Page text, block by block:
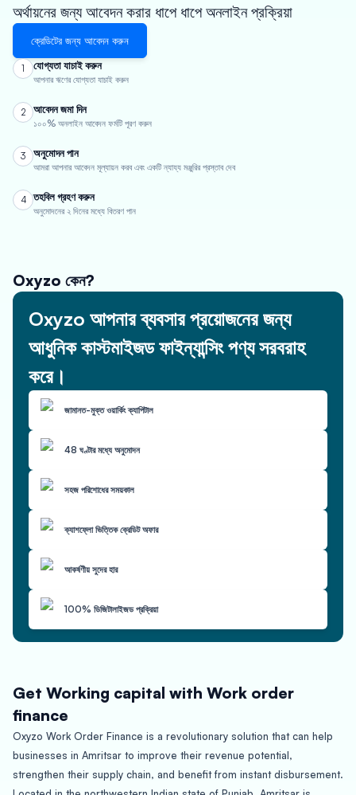
অর্থায়নের জন্য আবেদন করার ধাপে ধাপে অনলাইন প্রক্রিয়া
ক্রেডিটের জন্য আবেদন করুন
1 যোগ্যতা যাচাই করুন
আপনার ঋণের যোগ্যতা যাচাই করুন
2 আবেদন জমা দিন
১০০% অনলাইন আবেদন ফর্মটি পূরণ করুন
3 অনুমোদন পান
আমরা আপনার আবেদন মূল্যায়ন করব এবং একটি ন্যায্য মঞ্জুরির প্রস্তাব দেব
4 তহবিল গ্রহণ করুন
অনুমোদনের ২ দিনের মধ্যে বিতরণ পান
Oxyzo কেন?
Oxyzo আপনার ব্যবসার প্রয়োজনের জন্য
আধুনিক কাস্টমাইজড ফাইন্যান্সিং পণ্য সরবরাহ
করে।
জামানত-মুক্ত ওয়ার্কিং ক্যাপিটাল
48 ঘণ্টার মধ্যে অনুমোদন
সহজ পরিশোধের সময়কাল
ক্যাশফ্লো ভিত্তিক ক্রেডিট অফার
আকর্ষণীয় সুদের হার
100% ডিজিটালাইজড প্রক্রিয়া
Get Working capital with Work order
finance
Oxyzo Work Order Finance is a revolutionary solution that can help
businesses in Amritsar to improve their revenue potential,
strengthen their supply chain, and benefit from instant disbursement.